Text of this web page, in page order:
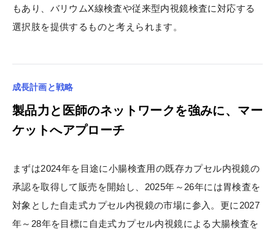
もあり、バリウムX線検査や従来型内視鏡検査に対応する
選択肢を提供するものと考えられます。
成長計画と戦略
製品力と医師のネットワークを強みに、マー
ケットへアプローチ
まずは2024年を目途に小腸検査用の既存カプセル内視鏡の
承認を取得して販売を開始し、2025年～26年には胃検査を
対象とした自走式カプセル内視鏡の市場に参入。更に2027
年～28年を目標に自走式カプセル内視鏡による大腸検査を